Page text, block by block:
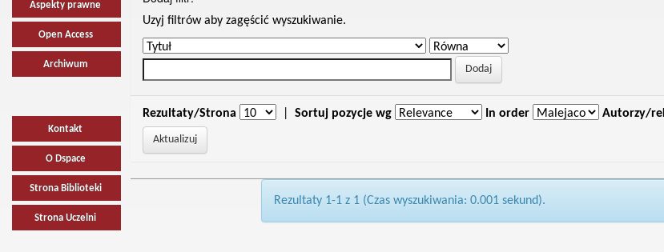
Aspekty prawne
Open Access
Archiwum
Kontakt
O Dspace
Strona Biblioteki
Strona Uczelni
Uzyj filtrów aby zagęścić wyszukiwanie.
Rezultaty/Strona Sortuj pozycje wg In order Autorzy/
Rezultaty 1-1 z 1 (Czas wyszukiwania: 0.001 sekund).